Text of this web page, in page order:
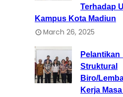
Terhadap
Kampus Kota Madiun
March 26, 2025
Struktural
Biro/
Kerja